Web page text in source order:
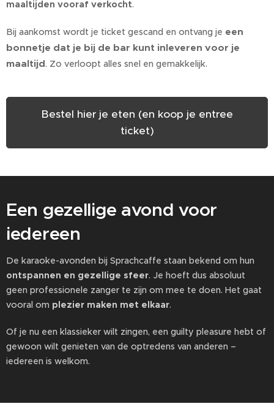
maaltijden vooraf verkocht.
Bij aankomst wordt je ticket gescand en ontvang je een
bonnetje dat je bij de bar kunt inleveren voor je
maaltijd. Zo verloopt alles snel en gemakkelijk.
Bestel hier je eten (en koop je entree
ticket)
Een gezellige avond voor
iedereen
De karaoke-avonden bij Sprachcaffe staan bekend om hun
ontspannen en gezellige sfeer. Je hoeft dus absoluut
geen professionele zanger te zijn om mee te doen. Het gaat
vooral om plezier maken met elkaar.
Of je nu een klassieker wilt zingen, een guilty pleasure hebt of
gewoon wilt genieten van de optredens van anderen –
iedereen is welkom.